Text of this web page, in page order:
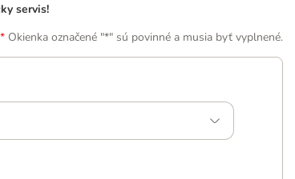
servis!
Okienka označené "*" sú povinné a musia byť vyplnené.